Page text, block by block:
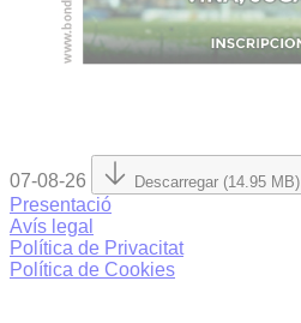
07-08-26 Descarregar (14.95 MB)
Presentació
Avís legal
Política de Privacitat
Política de Cookies